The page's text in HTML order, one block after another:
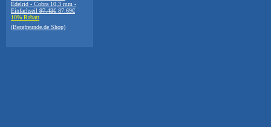
Edelrid - Cobra 10,3 mm -
Einfachseil 97.43€ 87.69€
10% Rabatt
(Bergfreunde.de Shop)